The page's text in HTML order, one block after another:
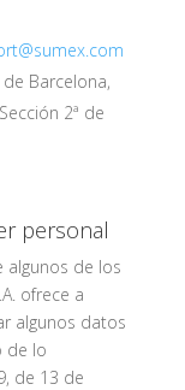
Barcelona,
2ª de
personal
algunos de los
ofrece a
algunos datos
de lo
de 13 de